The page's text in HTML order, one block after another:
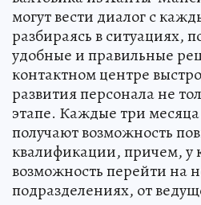
могут вести диалог с
разбираясь в ситуациях,
удобные и правильные
контактном центре
развития персонала не
этапе. Каждые три
получают возможность
квалификации, причем, у
возможность перейти на
подразделениях, от